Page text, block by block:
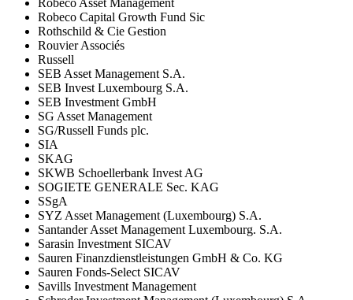
Robeco Capital Growth Fund Sic
Rothschild & Cie Gestion
Rouvier Associés
Russell
SEB Asset Management S.A.
SEB Invest Luxembourg S.A.
SEB Investment GmbH
SG Asset Management
SG/Russell Funds plc.
SIA
SKAG
SKWB Schoellerbank Invest AG
SOGIETE GENERALE Sec. KAG
SSgA
SYZ Asset Management (Luxembourg) S.A.
Santander Asset Management Luxembourg. S.A.
Sarasin Investment SICAV
Sauren Finanzdienstleistungen GmbH & Co. KG
Sauren Fonds-Select SICAV
Savills Investment Management